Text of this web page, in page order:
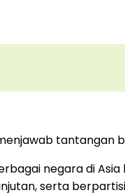
tantangan
negara di
serta